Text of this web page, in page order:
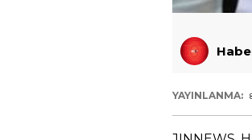
YAYINLANMA: